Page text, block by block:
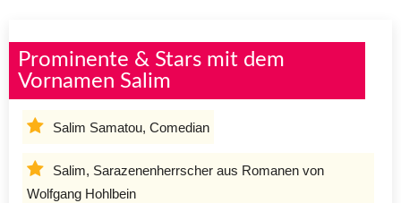
Prominente & Stars mit dem
Vornamen Salim
Salim Samatou, Comedian
Salim, Sarazenenherrscher aus Romanen von
Wolfgang Hohlbein